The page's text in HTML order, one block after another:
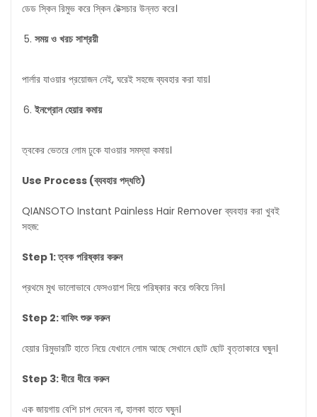
ডেড স্কিন রিমুভ করে স্কিন টেক্সচার উন্নত করে।
সময় ও খরচ সাশ্রয়ী
পার্লার যাওয়ার প্রয়োজন নেই, ঘরেই সহজে ব্যবহার করা যায়।
ইনগ্রোন হেয়ার কমায়
ত্বকের ভেতরে লোম ঢুকে যাওয়ার সমস্যা কমায়।
Use Process (ব্যবহার পদ্ধতি)
QIANSOTO Instant Painless Hair Remover ব্যবহার করা খুবই
সহজ:
Step 1:ত্বক পরিষ্কার করুন
প্রথমে মুখ ভালোভাবে ফেসওয়াশ দিয়ে পরিষ্কার করে শুকিয়ে নিন।
Step 2:বাফিং শুরু করুন
হেয়ার রিমুভারটি হাতে নিয়ে যেখানে লোম আছে সেখানে ছোট ছোট বৃত্তাকারে ঘষুন।
Step 3:ধীরে ধীরে করুন
এক জায়গায় বেশি চাপ দেবেন না, হালকা হাতে ঘষুন।